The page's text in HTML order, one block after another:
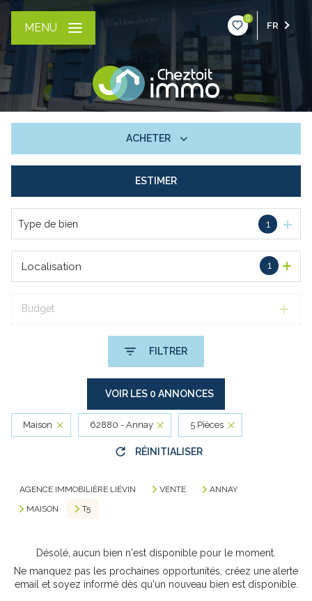
0
FR
MENU
ACHETER
ESTIMER
Type de bien 1
1
Localisation
Budget
FILTRER
VOIR LES 0 ANNONCES
Maison 62880 - Annay 5 Pièces
RÉINITIALISER
AGENCE IMMOBILIÈRE LIÉVIN VENTE
ANNAY
MAISON
T5
Désolé, aucun bien n'est disponible pour le moment.
Ne manquez pas les prochaines opportunités, créez une alerte
email et soyez informé dès qu'un nouveau bien est disponible.